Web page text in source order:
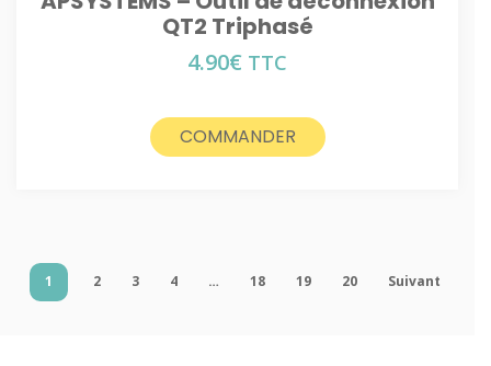
QT2 Triphasé
4.90€ TTC
COMMANDER
1 2 3 4 … 18 19 20 Suivant